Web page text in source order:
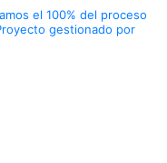
el 100% del proceso
gestionado por